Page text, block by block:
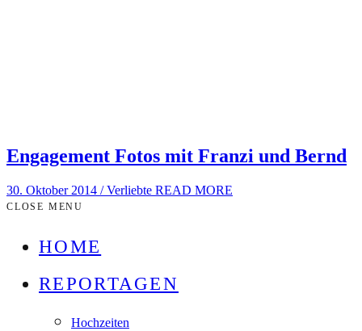
Engagement Fotos mit Franzi und Bernd
30. Oktober 2014 /Verliebte READ MORE
CLOSE MENU
HOME
REPORTAGEN
Hochzeiten